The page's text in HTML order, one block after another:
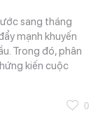
sang tháng
mạnh khuyến
Trong đó, phân
kiến cuộc
0